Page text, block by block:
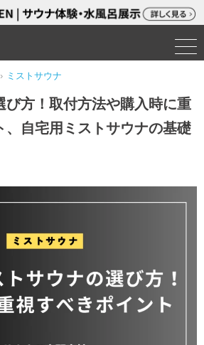
› ミストサウナ
び方！取付方法や購入時に重
、自宅用ミストサウナの基礎